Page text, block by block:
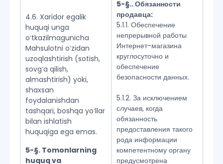
4.6. Xaridor egalik
huquqi unga
oʻtkazilmagunicha
Mahsulotni oʻzidan
uzoqlashtirish (sotish,
sovgʻa qilish,
almashtirish) yoki,
shaxsan
foydalanishdan
tashqari, boshqa yoʻllar
bilan ishlatish
huquqiga ega emas.
5-§. Tomonlarning
huquq va
5-§.. Обязанности
продавца:
5.1.1. Обеспечение
непрерывной работы
Интернет-магазина
круглосуточно и
обеспечение
безопасности данных.
5.1.2. За исключением
случаев, когда
обязанность
предоставления такого
рода информации
компетентному органу
предусмотрена